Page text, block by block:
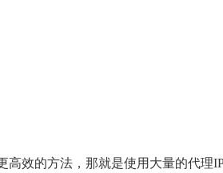
高效的方法，那就是使用大量的代理